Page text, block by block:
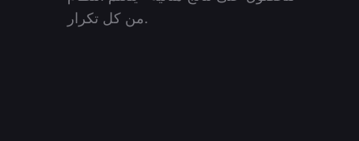
من كل تكرار.